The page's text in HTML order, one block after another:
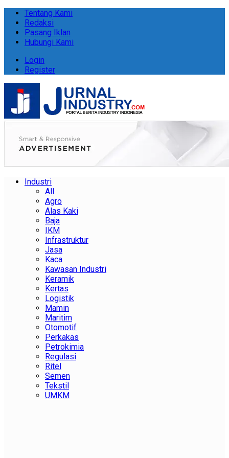
Tentang Kami
Redaksi
Pasang Iklan
Hubungi Kami
Login
Register
Industri
All
Agro
Alas Kaki
Baja
IKM
Infrastruktur
Jasa
Kaca
Kawasan Industri
Keramik
Kertas
Logistik
Mamin
Maritim
Otomotif
Perkakas
Petrokimia
Regulasi
Ritel
Semen
Tekstil
UMKM